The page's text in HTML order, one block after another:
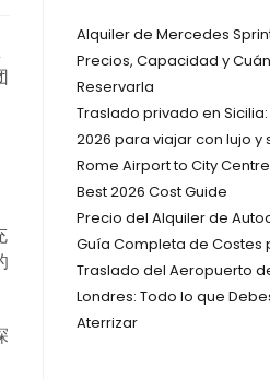
Alquiler de Mercedes
Precios, Capacidad y
Reservarla
Traslado privado en
2026 para viajar con lujo
Rome Airport to City
Best 2026 Cost Guide
Precio del Alquiler de
Guía Completa de Costes
Traslado del Aeropuerto
Londres: Todo lo que
Aterrizar